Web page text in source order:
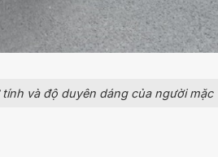
và độ duyên dáng của người mặc